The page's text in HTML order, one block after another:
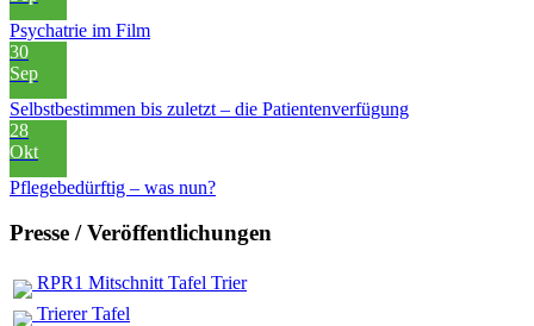
Psychatrie im Film
30
Sep
Selbstbestimmen bis zuletzt – die Patientenverfügung
28
Okt
Pflegebedürftig – was nun?
Presse / Veröffentlichungen
RPR1 Mitschnitt Tafel Trier
Trierer Tafel